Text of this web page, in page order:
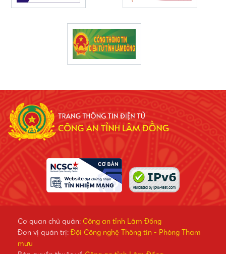
Cơ quan chủ quản: Công an tỉnh Lâm Đồng
Đơn vị quản trị: Đội Công nghệ Thông tin - Phòng Tham
mưu